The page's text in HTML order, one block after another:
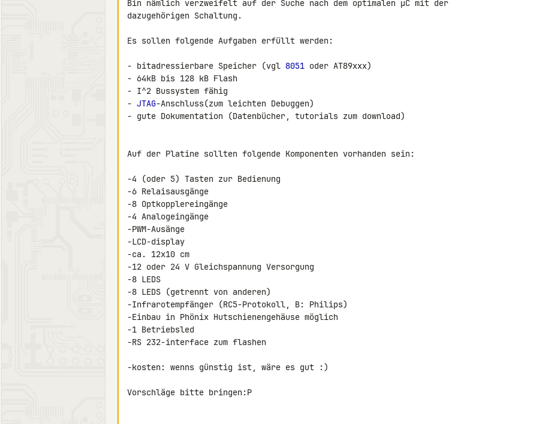
Bin nämlich verzweifelt auf der Suche nach dem optimalen µC mit der
dazugehörigen Schaltung.
Es sollen folgende Aufgaben erfüllt werden:
- bitadressierbare Speicher (vgl 8051 oder AT89xxx)
- 64kB bis 128 kB Flash
- I^2 Bussystem fähig
- JTAG-Anschluss(zum leichten Debuggen)
- gute Dokumentation (Datenbücher, tutorials zum download)
Auf der Platine sollten folgende Komponenten vorhanden sein:
-4 (oder 5) Tasten zur Bedienung
-6 Relaisausgänge
-8 Optkopplereingänge
-4 Analogeingänge
-PWM-Ausänge
-LCD-display
-ca. 12x10 cm
-12 oder 24 V Gleichspannung Versorgung
-8 LEDS
-8 LEDS (getrennt von anderen)
-Infrarotempfänger (RC5-Protokoll, B: Philips)
-Einbau in Phönix Hutschienengehäuse möglich
-1 Betriebsled
-RS 232-interface zum flashen
-kosten: wenns günstig ist, wäre es gut :)
Vorschläge bitte bringen:P